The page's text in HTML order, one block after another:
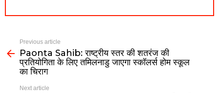
Previous article
Paonta Sahib: राष्ट्रीय स्तर की शतरंज की
प्रतियोगिता के लिए तमिलनाडु जाएगा स्कॉलर्स होम स्कूल
का चिराग
Next article